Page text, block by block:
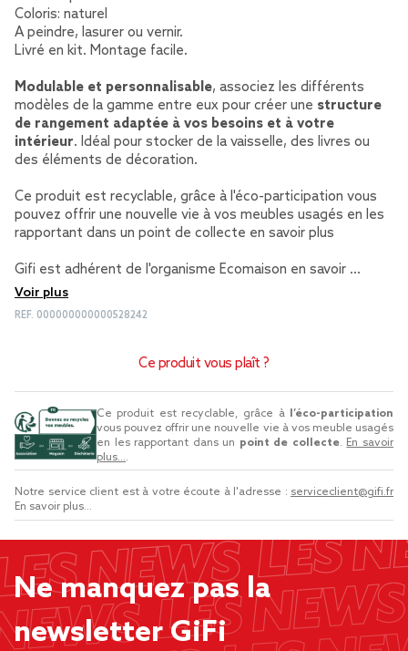
Coloris: naturel
A peindre, lasurer ou vernir.
Livré en kit. Montage facile.
Modulable et personnalisable, associez les différents
modèles de la gamme entre eux pour créer une structure
de rangement adaptée à vos besoins et à votre
intérieur. Idéal pour stocker de la vaisselle, des livres ou
des éléments de décoration.
Ce produit est recyclable, grâce à l'éco-participation vous
pouvez offrir une nouvelle vie à vos meubles usagés en les
rapportant dans un point de collecte en savoir plus
Gifi est adhérent de l'organisme Ecomaison en savoir …
Voir plus
REF. 000000000000528242
Ce produit vous plaît ?
Ce produit est recyclable, grâce à
l’éco-participation
vous pouvez offrir une nouvelle vie à vos meuble usagés
en les rapportant dans un point de collecte. En savoir
plus....
Notre service client est à votre écoute à l'adresse : serviceclient@gifi.fr
En savoir plus...
Ne manquez pas la
newsletter GiFi